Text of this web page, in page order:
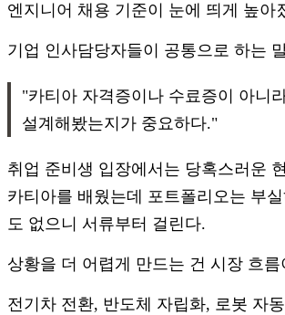
엔지니어 채용 기준이 눈에 띄게 높아
기업 인사담당자들이 공통으로 하는
"카티아 자격증이나 수료증이 아니
설계해봤는지가 중요하다."
취업 준비생 입장에서는 당혹스러운
카티아를 배웠는데 포트폴리오는 부
도 없으니 서류부터 걸린다.
상황을 더 어렵게 만드는 건 시장 흐름
전기차 전환, 반도체 자립화, 로봇 자